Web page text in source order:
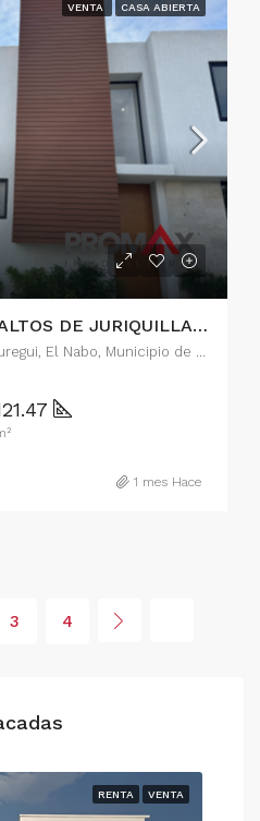
VENTA CASA ABIERTA
VENTA DE CASA EN ALTOS DE JURIQUILLA, QUERETARO
Delegación Santa Rosa Jáuregui, El Nabo, Municipio de Querétaro, Querétaro, 76226, México
1 mes Hace
3 4
RENTA VENTA